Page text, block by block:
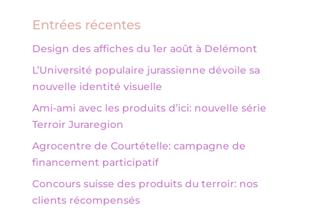
Entrées récentes
Design des affiches du 1er août à Delémont
L’Université populaire jurassienne dévoile sa
nouvelle identité visuelle
Ami-ami avec les produits d’ici: nouvelle série
Terroir Juraregion
Agrocentre de Courtételle: campagne de
financement participatif
Concours suisse des produits du terroir: nos
clients récompensés